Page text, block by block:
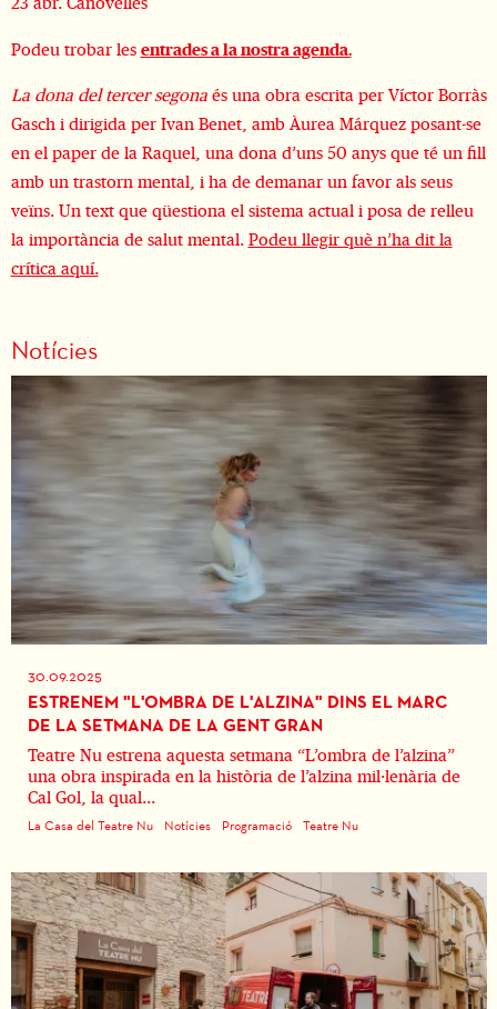
Podeu trobar les entrades a la nostra agenda.
La dona del tercer segonaés una obra escrita per Víctor Borràs
Gasch i dirigida per Ivan Benet, amb Àurea Márquez posant-se
en el paper de la Raquel, una dona d’uns 50 anys que té un fill
amb un trastorn mental, i ha de demanar un favor als seus
veïns. Un text que qüestiona el sistema actual i posa de relleu
la importància de salut mental. Podeu llegir què n’ha dit la
crítica aquí.
Notícies
30.09.2025
ESTRENEM "L'OMBRA DE L'ALZINA" DINS EL MARC
DE LA SETMANA DE LA GENT GRAN
Teatre Nu estrena aquesta setmana “L’ombra de l’alzina”
una obra inspirada en la història de l’alzina mil·lenària de
Cal Gol, la qual...
La Casa del Teatre Nu Notícies Programació Teatre Nu